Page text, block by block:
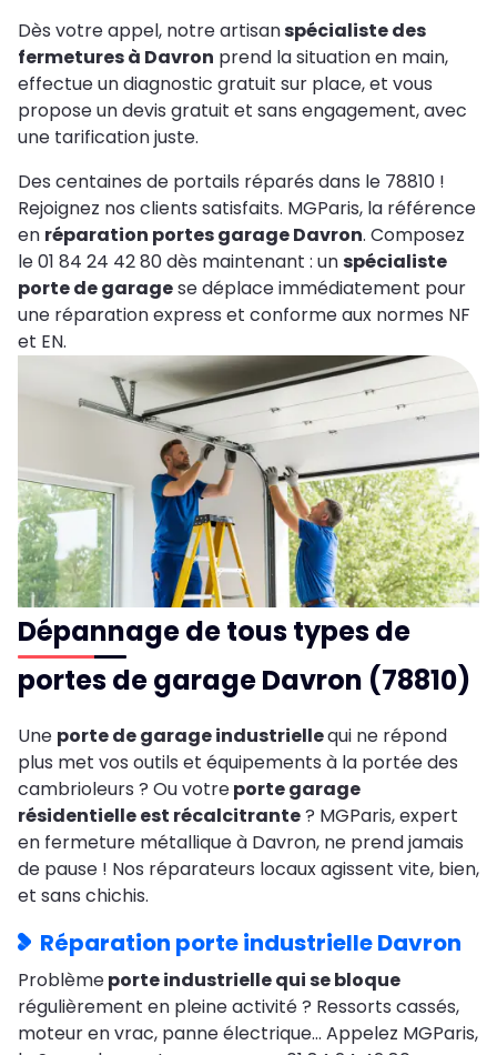
Dès votre appel, notre artisanspécialiste des
fermetures à Davron prend la situation en main,
effectue un diagnostic gratuit sur place, et vous
propose un devis gratuit et sans engagement, avec
une tarification juste.
Des centaines de portails réparés dans le 78810 !
Rejoignez nos clients satisfaits. MGParis, la référence
en réparation portes garage Davron. Composez
le 01 84 24 42 80 dès maintenant : unspécialiste
porte de garagese déplace immédiatement pour
une réparation express et conforme aux normes NF
et EN.
Dépannage de tous types de
portes de garage Davron (78810)
Une porte de garage industriellequi ne répond
plus met vos outils et équipements à la portée des
cambrioleurs ? Ou votreporte garage
résidentielle est récalcitrante? MGParis, expert
en fermeture métallique à Davron, ne prend jamais
de pause ! Nos réparateurs locaux agissent vite, bien,
et sans chichis.
Réparation porte industrielle Davron
Problèmeporte industrielle qui se bloque
régulièrement en pleine activité ? Ressorts cassés,
moteur en vrac, panne électrique… Appelez MGParis,